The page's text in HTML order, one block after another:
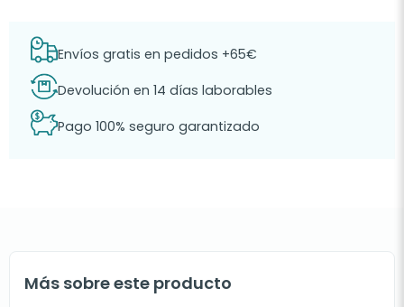
Envíos gratis en pedidos +65€
Devolución en 14 días laborables
Pago 100% seguro garantizado
Más sobre este producto